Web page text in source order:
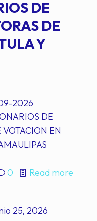
DE
DE
Y
2026
DE
VOTACION EN
0 Read more
25, 2026